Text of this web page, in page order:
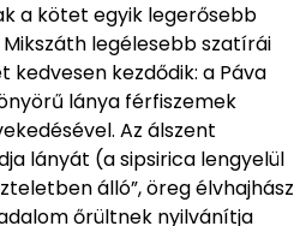
a kötet egyik legerősebb
legélesebb szatírái
kedvesen kezdődik: a Páva
lánya férfiszemek
Az álszent
lányát (a sipsirica lengyelül
álló”, öreg élvhajhász
őrültnek nyilvánítja